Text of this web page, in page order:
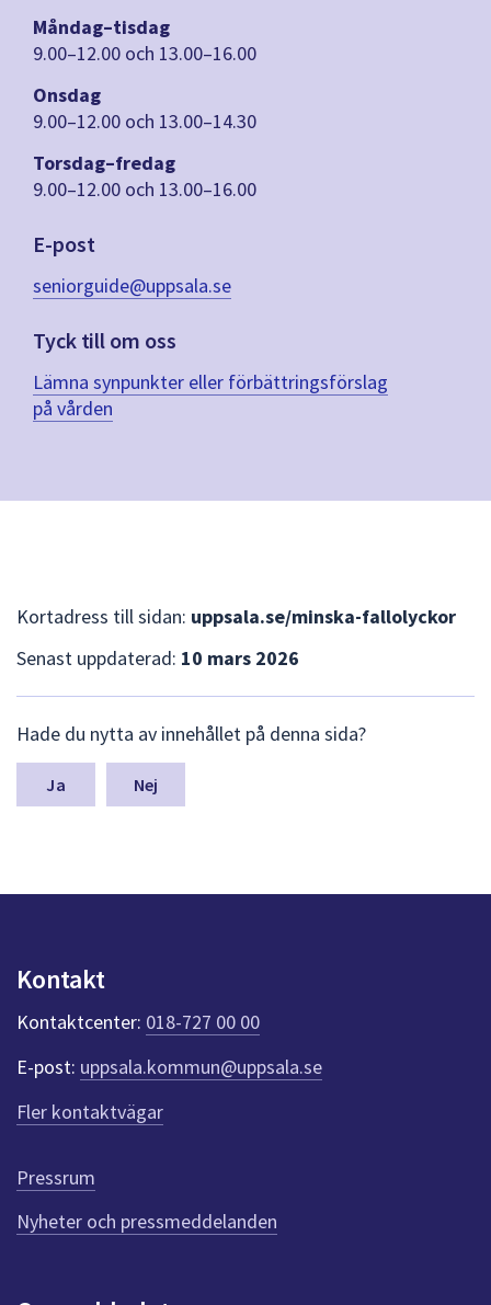
Måndag–tisdag
9.00–12.00 och 13.00–16.00
Onsdag
9.00–12.00 och 13.00–14.30
Torsdag–fredag
9.00–12.00 och 13.00–16.00
E-post
seniorguide@uppsala.se
Tyck till om oss
Lämna synpunkter eller förbättringsförslag
på vården
Kortadress till sidan: uppsala.se/minska-fallolyckor
Senast uppdaterad: 10 mars 2026
ä
m
a
p
k
t
e
f
r
d
n
n
a
Hade du nytta av innehållet på denna sida?
Nej
Kontakt
Kontaktcenter: 018-727 00 00
E-post: uppsala.kommun@uppsala.se
Fler kontaktvägar
Pressrum
Nyheter och pressmeddelanden